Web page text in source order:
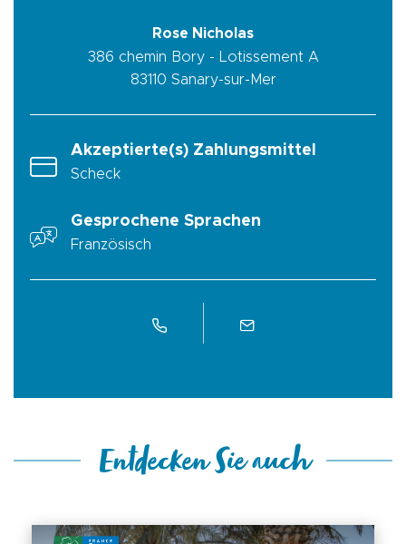
Rose Nicholas
386 chemin Bory - Lotissement A
83110 Sanary-sur-Mer
Akzeptierte(s) Zahlungsmittel
Scheck
Gesprochene Sprachen
Französisch
Entdecken Sie auch